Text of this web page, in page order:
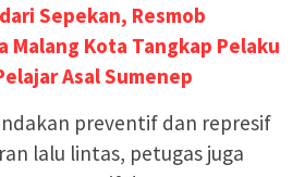
Sepekan, Resmob
Malang Kota Tangkap Pelaku
Asal Sumenep
preventif dan represif
lalu lintas, petugas juga